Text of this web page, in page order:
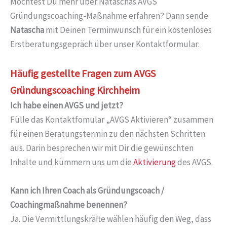
Gründungscoaching-Maßnahme erfahren? Dann sende
Nataschamit Deinen Terminwunsch für ein kostenloses
Erstberatungsgepräch über unser Kontaktformular:
Häufig gestellte Fragen zum AVGS
Gründungscoaching Kirchheim
Ich habe einen AVGS und jetzt?
Fülle das Kontaktfomular „AVGS Aktivieren“ zusammen
für einen Beratungstermin zu den nächsten Schritten
aus. Darin besprechen wir mit Dir die gewünschten
Inhalte und kümmern uns um dieAktivierungdes AVGS.
Kann ich Ihren Coach als Gründungscoach /
Coachingmaßnahme benennen?
Ja. Die Vermittlungskräfte wählen häufig den Weg, dass